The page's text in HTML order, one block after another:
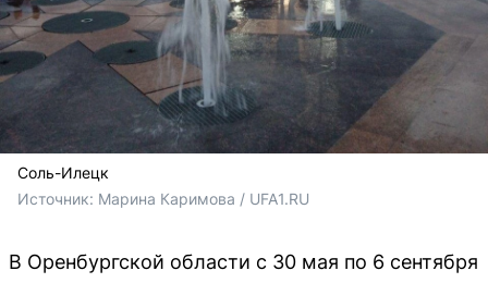
Соль-Илецк
Источник: Марина Каримова / UFA1.RU
В Оренбургской области с 30 мая по 6 сентября